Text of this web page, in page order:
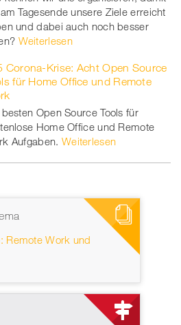
Tagesende unsere Ziele erreicht
und dabei auch noch besser
Weiterlesen
Corona-Krise: Acht Open Source
für Home Office und Remote
besten Open Source Tools für
Home Office und Remote
Aufgaben. Weiterlesen
Remote Work und